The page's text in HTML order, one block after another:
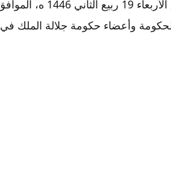
الحكومة وأعضاء حكومة جلالة الملك في